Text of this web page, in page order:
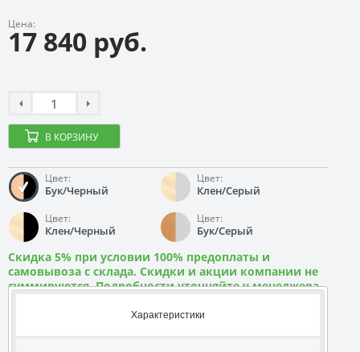
Цена:
17 840 руб.
В КОРЗИНУ
Цвет:
Бук/Черный
Цвет:
Клен/Серый
Цвет:
Клен/Черный
Цвет:
Бук/Серый
Скидка 5% при условии 100% предоплаты и
самовывоза с склада. Скидки и акции компании не
суммируются. Подробности уточняйте у менеджера
Характеристики